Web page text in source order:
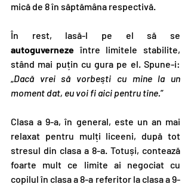
mică de 8 în săptămâna respectivă.
autoguverneze între limitele stabilite,
stând mai puțin cu gura pe el. Spune-i:
„Dacă vrei să vorbești cu mine la un
moment dat, eu voi fi aici pentru tine.”
Clasa a 9-a, în general, este un an mai
relaxat pentru mulți liceeni, după tot
stresul din clasa a 8-a. Totuși, contează
foarte mult ce limite ai negociat cu
copilul în clasa a 8-a referitor la clasa a 9-